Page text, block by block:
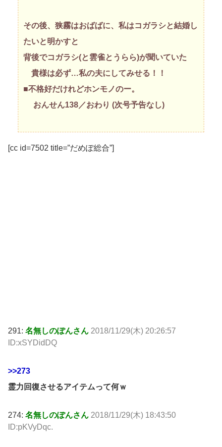
その後、狭霧はおばばに、私はコガラシと結婚し
たいと明かすと
背後でコガラシ(と雲雀とうらら)が聞いていた
貴様は必ず…私の夫にしてみせる！！
■不格好だけれどホンモノのー。
おんせん138／おわり (次号予告なし)
[cc id=7502 title=”だめぽ総合”]
291: 名無しのぽんさん 2018/11/29(木) 20:26:57
ID:xSYDidDQ
>>273
霊力回復させるアイテムって何ｗ
274: 名無しのぽんさん 2018/11/29(木) 18:43:50
ID:pKVyDqc.